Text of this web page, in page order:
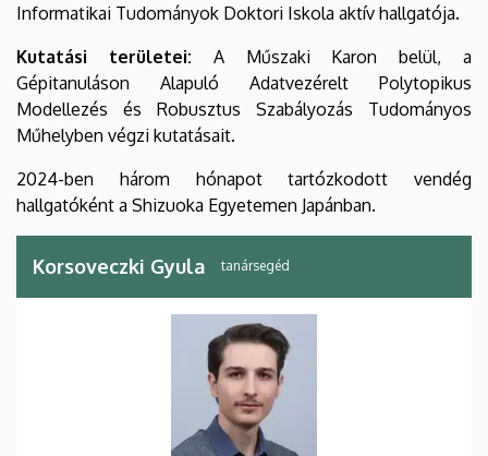
Informatikai Tudományok Doktori Iskola aktív hallgatója.
Kutatási területei: A Műszaki Karon belül, a
Gépitanuláson Alapuló Adatvezérelt Polytopikus
Modellezés és Robusztus Szabályozás Tudományos
Műhelyben végzi kutatásait.
2024-ben három hónapot tartózkodott vendég
hallgatóként a Shizuoka Egyetemen Japánban.
Korsoveczki Gyula tanársegéd